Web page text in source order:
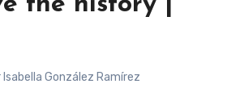
the history |
Isabella González Ramírez